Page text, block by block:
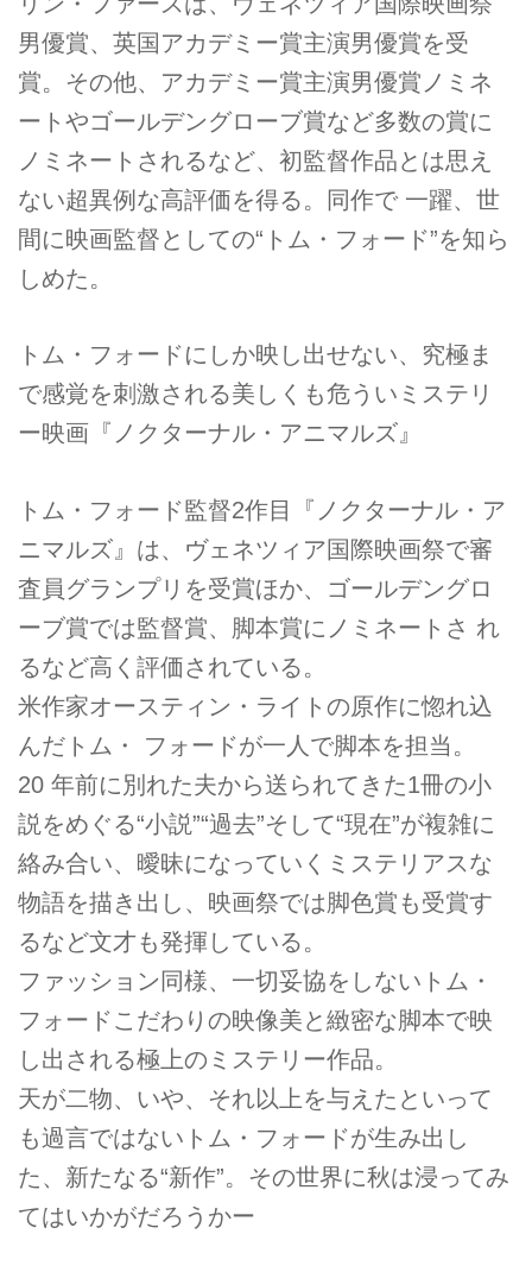
男優賞、英国アカデミー賞主演男優賞を受
賞。その他、アカデミー賞主演男優賞ノミネ
ートやゴールデングローブ賞など多数の賞に
ノミネートされるなど、初監督作品とは思え
ない超異例な高評価を得る。同作で 一躍、世
間に映画監督としての“トム・フォード”を知ら
しめた。
トム・フォードにしか映し出せない、究極ま
で感覚を刺激される美しくも危ういミステリ
ー映画『ノクターナル・アニマルズ』
トム・フォード監督2作目『ノクターナル・ア
ニマルズ』は、ヴェネツィア国際映画祭で審
査員グランプリを受賞ほか、ゴールデングロ
ーブ賞では監督賞、脚本賞にノミネートさ れ
るなど高く評価されている。
米作家オースティン・ライトの原作に惚れ込
んだトム・ フォードが一人で脚本を担当。
20 年前に別れた夫から送られてきた1冊の小
説をめぐる“小説”“過去”そして“現在”が複雑に
絡み合い、曖昧になっていくミステリアスな
物語を描き出し、映画祭では脚色賞も受賞す
るなど文才も発揮している。
ファッション同様、一切妥協をしないトム・
フォードこだわりの映像美と緻密な脚本で映
し出される極上のミステリー作品。
天が二物、いや、それ以上を与えたといって
も過言ではないトム・フォードが生み出し
た、新たなる“新作”。その世界に秋は浸ってみ
てはいかがだろうかー